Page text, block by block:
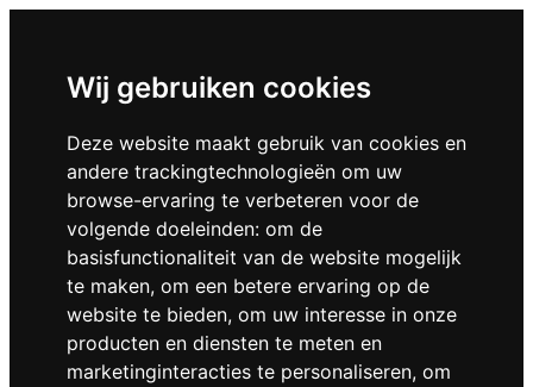
Wij gebruiken cookies
Deze website maakt gebruik van cookies en
andere trackingtechnologieën om uw
browse-ervaring te verbeteren voor de
volgende doeleinden: om de
basisfunctionaliteit van de website mogelijk
te maken, om een betere ervaring op de
website te bieden, om uw interesse in onze
producten en diensten te meten en
marketinginteracties te personaliseren, om